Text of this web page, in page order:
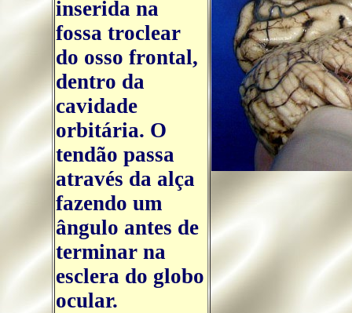
inserida na
fossa troclear
do osso frontal,
dentro da
cavidade
orbitária. O
tendão passa
através da alça
fazendo um
ângulo antes de
terminar na
esclera do globo
ocular.